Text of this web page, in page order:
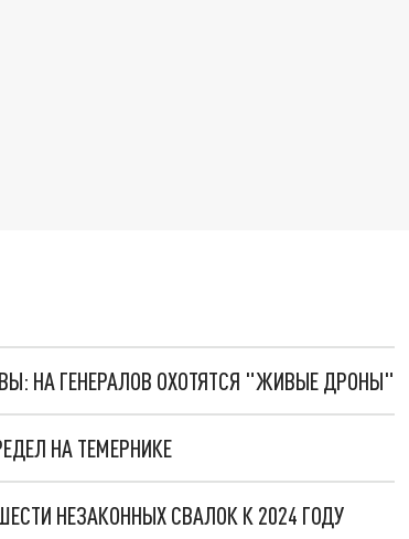
НА ГЕНЕРАЛОВ ОХОТЯТСЯ "ЖИВЫЕ ДРОНЫ"
НА ТЕМЕРНИКЕ
НЕЗАКОННЫХ СВАЛОК К 2024 ГОДУ